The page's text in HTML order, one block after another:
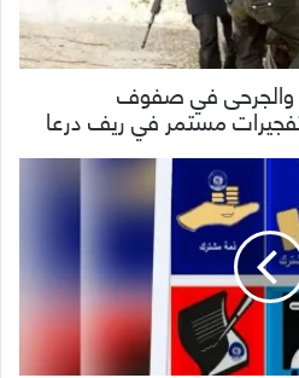
والجرحى في صفوف
مستمر في ريف درعا